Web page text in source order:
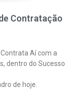
Contratação
Aí com a
dentro do Sucesso
de hoje.